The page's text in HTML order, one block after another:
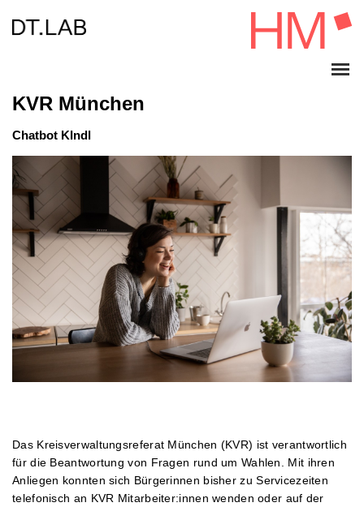
KVR München
Chatbot KIndl
Das Kreisverwaltungsreferat München (KVR) ist verantwortlich
für die Beantwortung von Fragen rund um Wahlen. Mit ihren
Anliegen konnten sich Bürgerinnen bisher zu Servicezeiten
telefonisch an KVR Mitarbeiter:innen wenden oder auf der